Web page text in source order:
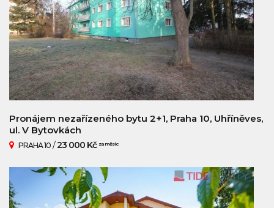
Pronájem nezařízeného bytu 2+1, Praha 10, Uhříněves,
ul. V Bytovkách
PRAHA 10 /23 000 Kč za měsíc